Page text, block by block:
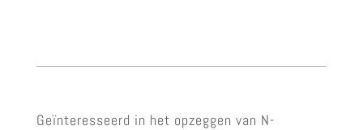
Geïnteresseerd in het opzeggen van N-